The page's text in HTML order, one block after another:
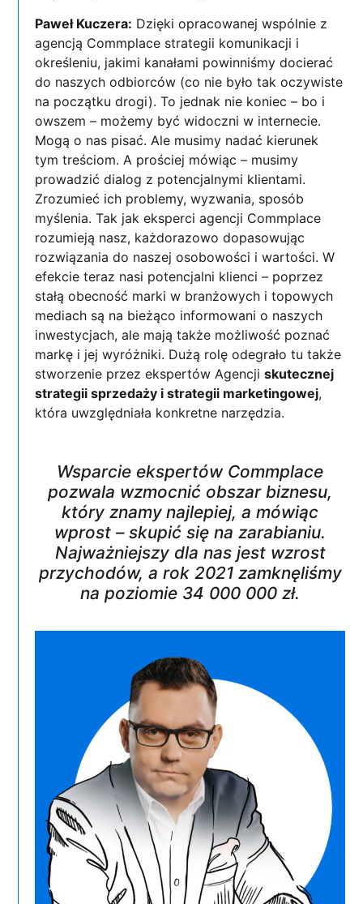
Paweł Kuczera: Dzięki opracowanej wspólnie z
agencją Commplace strategii komunikacji i
określeniu, jakimi kanałami powinniśmy docierać
do naszych odbiorców (co nie było tak oczywiste
na początku drogi). To jednak nie koniec – bo i
owszem – możemy być widoczni w internecie.
Mogą o nas pisać. Ale musimy nadać kierunek
tym treściom. A prościej mówiąc – musimy
prowadzić dialog z potencjalnymi klientami.
Zrozumieć ich problemy, wyzwania, sposób
myślenia. Tak jak eksperci agencji Commplace
rozumieją nasz, każdorazowo dopasowując
rozwiązania do naszej osobowości i wartości. W
efekcie teraz nasi potencjalni klienci – poprzez
stałą obecność marki w branżowych i topowych
mediach są na bieżąco informowani o naszych
inwestycjach, ale mają także możliwość poznać
markę i jej wyróżniki. Dużą rolę odegrało tu także
stworzenie przez ekspertów Agencjiskutecznej
strategii sprzedaży i strategii marketingowej,
która uwzględniała konkretne narzędzia.
Wsparcie ekspertów Commplace
pozwala wzmocnić obszar biznesu,
który znamy najlepiej, a mówiąc
wprost – skupić się na zarabianiu.
Najważniejszy dla nas jest wzrost
przychodów, a rok 2021 zamknęliśmy
na poziomie 34 000 000 zł.